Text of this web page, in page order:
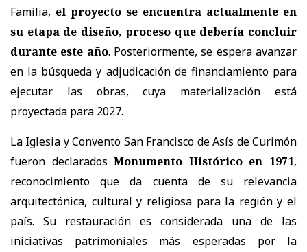
Familia, el proyecto se encuentra actualmente en
su etapa de diseño, proceso que debería concluir
durante este año. Posteriormente, se espera avanzar
en la búsqueda y adjudicación de financiamiento para
ejecutar las obras, cuya materialización está
proyectada para 2027.
La Iglesia y Convento San Francisco de Asís de Curimón
fueron declarados Monumento Histórico en 1971,
reconocimiento que da cuenta de su relevancia
arquitectónica, cultural y religiosa para la región y el
país. Su restauración es considerada una de las
iniciativas patrimoniales más esperadas por la